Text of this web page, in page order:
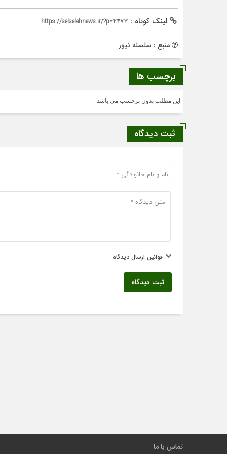
لینک کوتاه : https://selselehnews.ir/?p=2473
منبع : سلسله نیوز
برچسب ها
این مطلب بدون برچسب می باشد.
ثبت دیدگاه
قوانین ارسال دیدگاه
ثبت دیدگاه
تماس با ما